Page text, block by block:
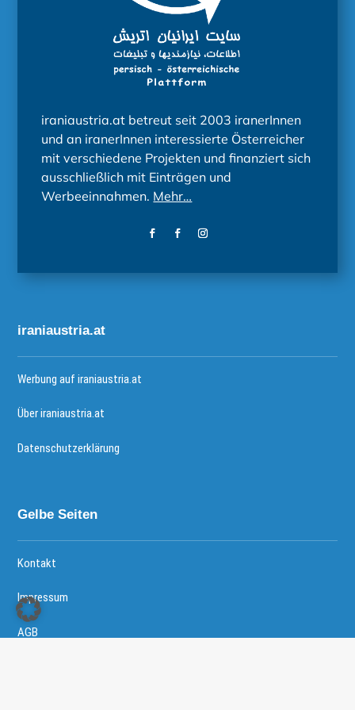
iraniaustria.at betreut seit 2003 iranerInnen
und an iranerInnen interessierte Österreicher
mit verschiedene Projekten und finanziert sich
ausschließlich mit Einträgen und
Werbeeinnahmen. Mehr…
iraniaustria.at
Werbung auf iraniaustria.at
Über iraniaustria.at
Datenschutzerklärung
Gelbe Seiten
Kontakt
Impressum
AGB